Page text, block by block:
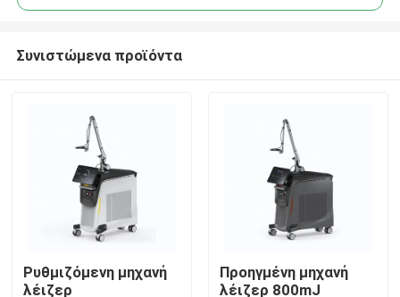
Συνιστώμενα προϊόντα
Ρυθμιζόμενη μηχανή
λέιζερ
Προηγμένη μηχανή
λέιζερ 800mJ